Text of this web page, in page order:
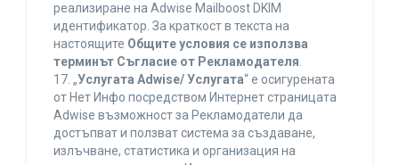
реализиране на Adwise Mailboost DKIM
идентификатор. За краткост в текста на
настоящите Общите условия се използва
терминът Съгласие от Рекламодателя.
17. „Услугата Adwise/ Услугата“ е осигурената
от Нет Инфо посредством Интернет страницата
Adwise възможност за Рекламодатели да
достъпват и ползват система за създаване,
излъчване, статистика и организация на